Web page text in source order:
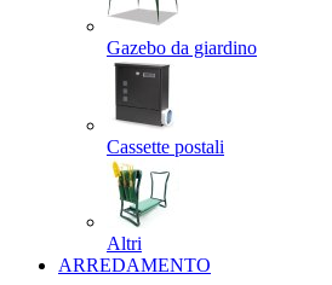
Gazebo da giardino
Cassette postali
Altri
ARREDAMENTO